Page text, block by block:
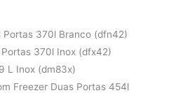
Portas 370l Branco (dfn42)
370l Inox (dfx42)
L Inox (dm83x)
Freezer Duas Portas 454l